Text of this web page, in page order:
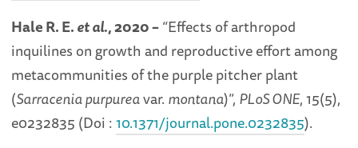
Hale R. E.et al., 2020 –“Effects of arthropod
inquilines on growth and reproductive effort among
metacommunities of the purple pitcher plant
(Sarracenia purpureavar. montana)”, PLoS ONE, 15(5),
e0232835 (Doi :10.1371/journal.pone.0232835).